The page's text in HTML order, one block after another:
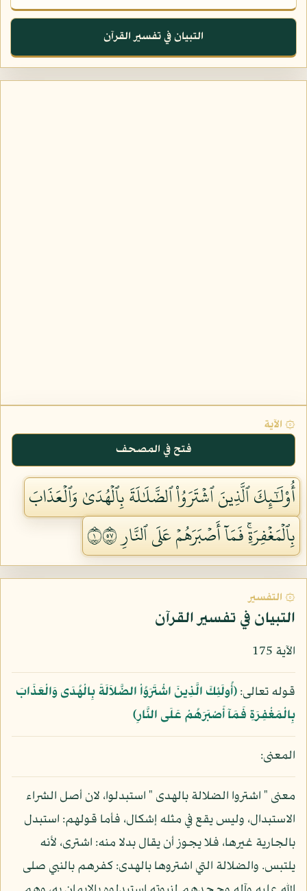
التبيان في تفسير القرآن
۞ الآية
فتح في المصحف
أُوْلَٰٓئِكَ ٱلَّذِينَ ٱشۡتَرَوُاْ ٱلضَّلَٰلَةَ بِٱلۡهُدَىٰ وَٱلۡعَذَابَ
بِٱلۡمَغۡفِرَةِۚ فَمَآ أَصۡبَرَهُمۡ عَلَى ٱلنَّارِ ١٧٥
۞ التفسير
التبيان في تفسير القرآن
الآية 175
قوله تعالى:﴿أُولَئِكَ الَّذِينَ اشْتَرَوُاْ الضَّلاَلَةَ بِالْهُدَى وَالْعَذَابَ
بِالْمَغْفِرَةِ فَمَآ أَصْبَرَهُمْ عَلَى النَّارِ﴾
المعنى:
معنى " اشتروا الضلالة بالهدى " استبدلوا، لان أصل الشراء
الاستبدال، وليس يقع في مثله إشكال، فأما قولهم: استبدل
بالجارية غيرها، فلا يجوز أن يقال بدلا منه: اشترى، لأنه
يلتبس. والضلالة التي اشتروها بالهدى: كفرهم بالنبي صلى